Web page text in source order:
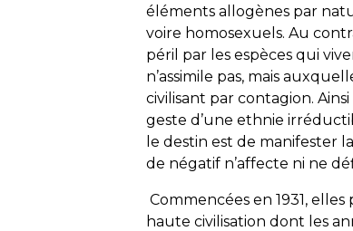
éléments allogènes par
voire homosexuels. Au
péril par les espèces qui
n’assimile pas, mais
civilisant par contagion.
geste d’une ethnie
le destin est de manifester
de négatif n’affecte ni ne
Commencées en 1931,
haute civilisation dont les